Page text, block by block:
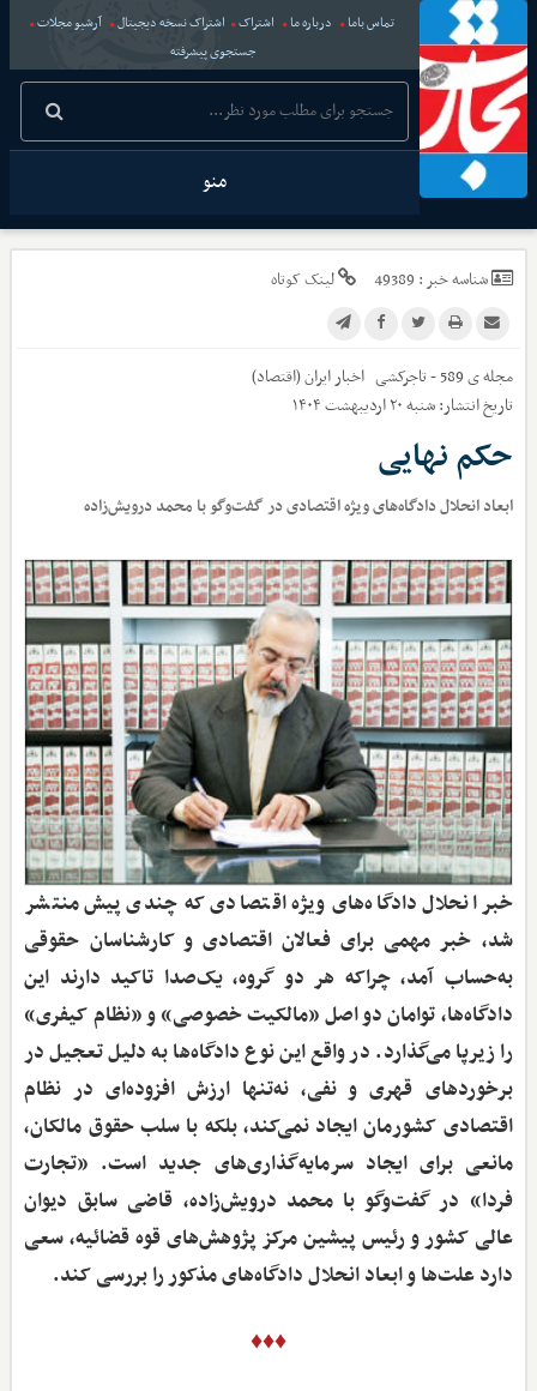
تماس باما درباره ما اشتراک اشتراک نسخه دیجیتال
آرشیو مجلات
جستجوی پیشرفته
منو
شناسه خبر : 49389 لینک کوتاه
مجله ی 589 - تاجرکشی اخبارایران (اقتصاد)
تاریخ انتشار:شنبه ۲۰ اردیبهشت ۱۴۰۴
حکم نهایی
ابعاد انحلال دادگاه‌های ویژه اقتصادی در گفت‌وگو با محمد درویش‌زاده
خبر انحلال دادگاه‌های ویژه اقتصادی که چندی پیش منتشر
شد، خبر مهمی برای فعالان اقتصادی و کارشناسان حقوقی
به‌حساب آمد، چراکه هر دو گروه، یک‌صدا تاکید دارند این
دادگاه‌ها، توامان دو اصل «مالکیت خصوصی» و «نظام کیفری»
را زیرپا می‌گذارد. در واقع این نوع دادگاه‌ها به دلیل تعجیل در
برخوردهای قهری و نفی، نه‌تنها ارزش ‌افزوده‌ای در نظام
اقتصادی کشورمان ایجاد نمی‌کند، بلکه با سلب حقوق مالکان،
مانعی برای ایجاد سرمایه‌گذاری‌های جدید است. «تجارت
فردا» در گفت‌وگو با محمد درویش‌زاده، قاضی سابق دیوان
عالی کشور و رئیس پیشین مرکز پژوهش‌های قوه قضائیه، سعی
دارد علت‌ها و ابعاد انحلال دادگاه‌های مذکور را بررسی کند.
♦♦♦